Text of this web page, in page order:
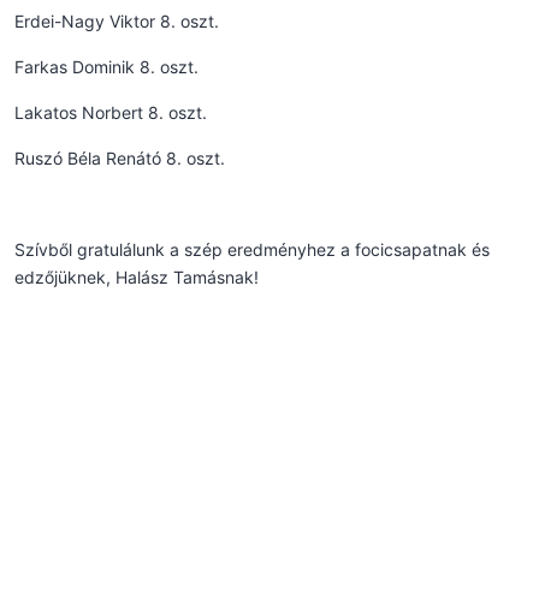
Erdei-Nagy Viktor 8. oszt.
Farkas Dominik 8. oszt.
Lakatos Norbert 8. oszt.
Ruszó Béla Renátó 8. oszt.
Szívből gratulálunk a szép eredményhez a focicsapatnak és
edzőjüknek, Halász Tamásnak!